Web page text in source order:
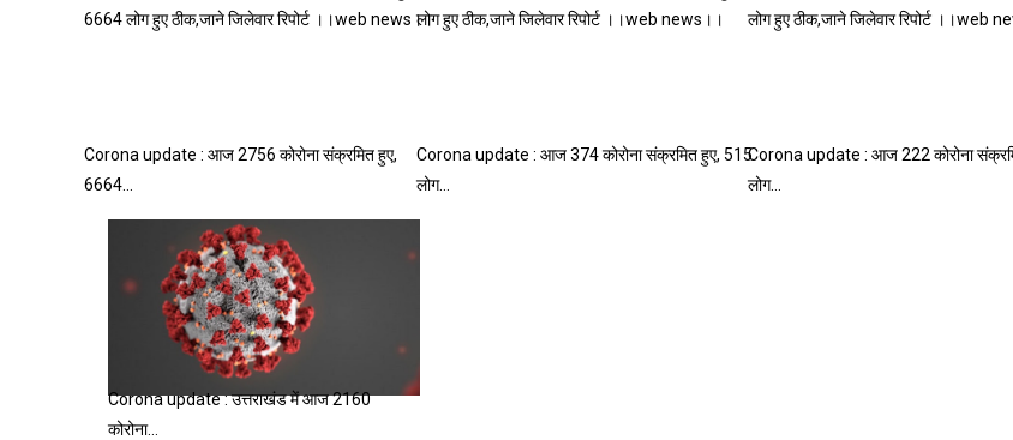
Corona update : आज 2756 कोरोना संक्रमित हुए,
6664…
Corona update : आज 374 कोरोना संक्रमित हुए, 515
लोग…
Corona update : आज 222 कोरोना
लोग…
Corona update : उत्तराखंड में आज 2160
कोरोना…